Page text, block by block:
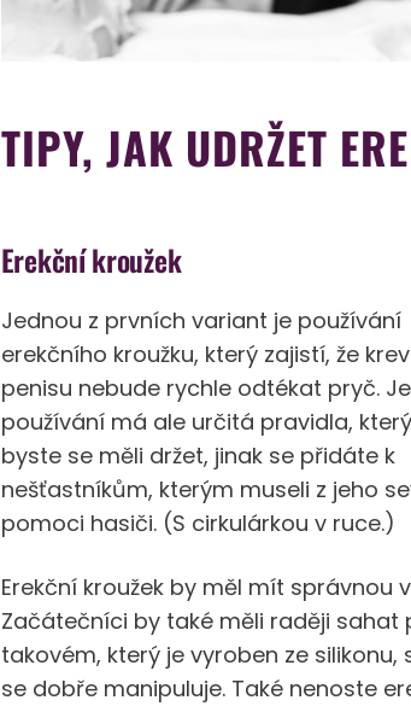
TIPY, JAK UDRŽET
Erekční kroužek
Jednou z prvních variant je používání
erekčního kroužku, který zajistí, že
penisu nebude rychle odtékat pryč.
používání má ale určitá pravidla,
byste se měli držet, jinak se přidáte k
nešťastníkům, kterým museli z jeho
pomoci hasiči. (S cirkulárkou v ruce.)
Erekční kroužek by měl mít správnou
Začátečníci by také měli raději sahat
takovém, který je vyroben ze silikonu,
se dobře manipuluje. Také nenoste